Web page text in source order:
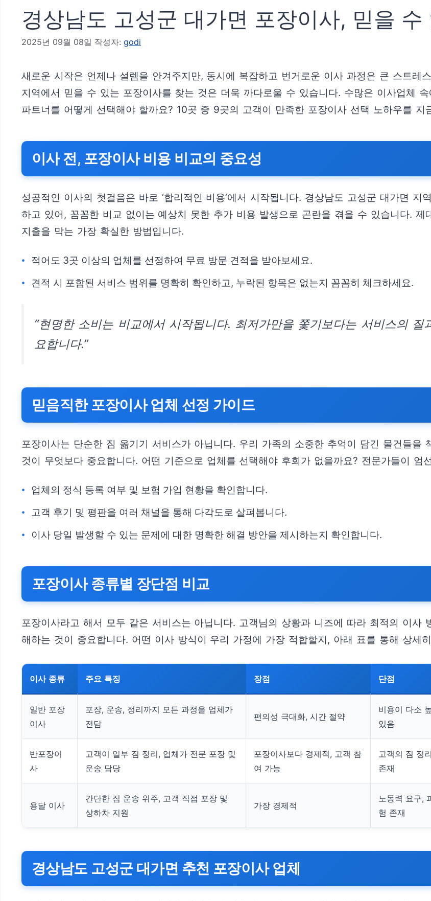
경상남도 고성군 대가면 포장이사, 믿을 수
2025년 09월 08일 작성자: godi
새로운 시작은 언제나 설렘을 안겨주지만, 동시에 복잡하고 번거로운 이사 과정은 큰 스트레
지역에서 믿을 수 있는 포장이사를 찾는 것은 더욱 까다로울 수 있습니다. 수많은 이사업체
파트너를 어떻게 선택해야 할까요? 10곳 중 9곳의 고객이 만족한 포장이사 선택 노하우를 지
이사 전, 포장이사 비용 비교의 중요성
성공적인 이사의 첫걸음은 바로 ‘합리적인 비용’에서 시작됩니다. 경상남도 고성군 대가면
하고 있어, 꼼꼼한 비교 없이는 예상치 못한 추가 비용 발생으로 곤란을 겪을 수 있습니다.
지출을 막는 가장 확실한 방법입니다.
적어도 3곳 이상의 업체를 선정하여 무료 방문 견적을 받아보세요.
견적 시 포함된 서비스 범위를 명확히 확인하고, 누락된 항목은 없는지 꼼꼼히 체크하세요.
“현명한 소비는 비교에서 시작됩니다. 최저가만을 쫓기보다는 서비스의
요합니다.”
믿음직한 포장이사 업체 선정 가이드
포장이사는 단순한 짐 옮기기 서비스가 아닙니다. 우리 가족의 소중한 추억이 담긴 물건들을
것이 무엇보다 중요합니다. 어떤 기준으로 업체를 선택해야 후회가 없을까요? 전문가들이 엄
업체의 정식 등록 여부 및 보험 가입 현황을 확인합니다.
고객 후기 및 평판을 여러 채널을 통해 다각도로 살펴봅니다.
이사 당일 발생할 수 있는 문제에 대한 명확한 해결 방안을 제시하는지 확인합니다.
포장이사 종류별 장단점 비교
포장이사라고 해서 모두 같은 서비스는 아닙니다. 고객님의 상황과 니즈에 따라 최적의 이사
해하는 것이 중요합니다. 어떤 이사 방식이 우리 가정에 가장 적합할지, 아래 표를 통해 상세
이사 종류 주요 특징 장점 단점
일반 포장
이사
포장, 운송, 정리까지 모든 과정을 업체가
전담
편의성 극대화, 시간 절약
비용이 다소
있음
반포장이
사
고객이 일부 짐 정리, 업체가 전문 포장 및
운송 담당
포장이사보다 경제적, 고객 참
여 가능
고객의 짐 정
존재
용달 이사
간단한 짐 운송 위주, 고객 직접 포장 및
상하차 지원
가장 경제적
노동력 요구,
험 존재
경상남도 고성군 대가면 추천 포장이사 업체